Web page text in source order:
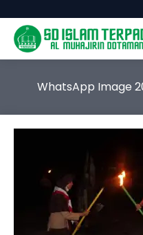
WhatsApp Image